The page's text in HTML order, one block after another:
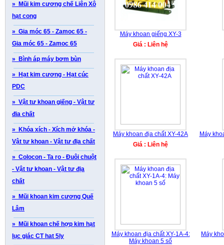
» Mũi kim cương chế Liên Xô
hạt cong
» Gia móc 65 - Zamoc 65 -
Gia móc 65 - Zamoc 65
» Bình áp máy bơm bùn
» Hạt kim cương - Hạt cúc
PDC
» Vật tư khoan giếng - Vật tư
đia chất
» Khóa xích - Xích mở khóa -
Vật tư khoan - Vật tư địa chất
» Colocon - Ta ro - Đuôi chuột
- Vật tư khoan - Vật tư địa
chất
» Mũi khoan kim cương Quế
Lâm
» Mũi khoan chế hợp kim hạt
lục giác CT hat 5ly
Máy khoan giếng XY-3
Giá : Liên hệ
Máy khoan địa chất XY-42A
Giá : Liên hệ
Máy
Máy khoan địa chất XY-1A-4:
Máy khoan 5 số
Máy